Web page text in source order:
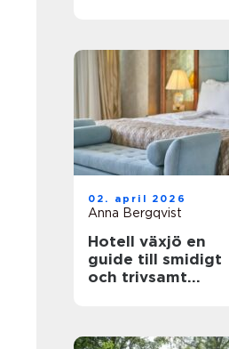
02. april 2026
Anna Bergqvist
Hotell växjö en
guide till smidigt
och trivsamt